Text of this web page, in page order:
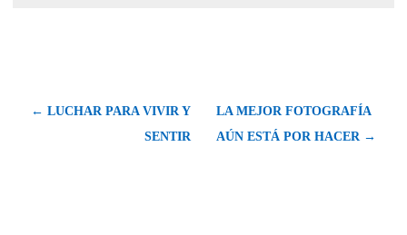
← LUCHAR PARA VIVIR Y
SENTIR
LA MEJOR FOTOGRAFÍA
AÚN ESTÁ POR HACER →